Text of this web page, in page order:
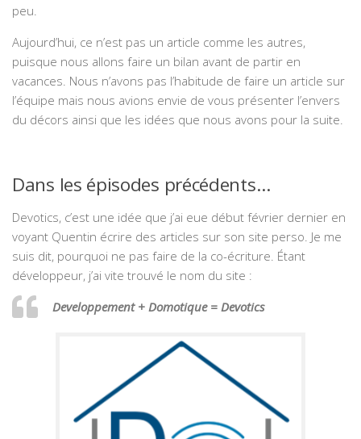
peu.
Aujourd’hui, ce n’est pas un article comme les autres,
puisque nous allons faire un bilan avant de partir en
vacances. Nous n’avons pas l’habitude de faire un article sur
l’équipe mais nous avions envie de vous présenter l’envers
du décors ainsi que les idées que nous avons pour la suite.
Dans les épisodes précédents…
Devotics, c’est une idée que j’ai eue début février dernier en
voyant Quentin écrire des articles sur son site perso. Je me
suis dit, pourquoi ne pas faire de la co-écriture. Étant
développeur, j’ai vite trouvé le nom du site :
Developpement + Domotique = Devotics